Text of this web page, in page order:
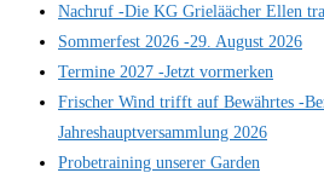
close
the
search
panel.
Nachruf -Die KG Grieläächer Ellen
Sommerfest 2026 -29. August 2026
Termine 2027 -Jetzt vormerken
Frischer Wind trifft auf Bewährtes -
Jahreshauptversammlung 2026
Probetraining unserer Garden